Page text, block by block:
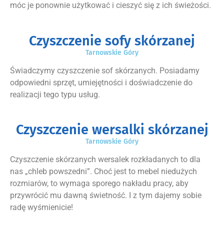
móc je ponownie użytkować i cieszyć się z ich świeżości.
Czyszczenie sofy skórzanej
Tarnowskie Góry
Świadczymy czyszczenie sof skórzanych. Posiadamy
odpowiedni sprzęt, umiejętności i doświadczenie do
realizacji tego typu usług.
Czyszczenie wersalki skórzanej
Tarnowskie Góry
Czyszczenie skórzanych wersalek rozkładanych to dla
nas „chleb powszedni”. Choć jest to mebel niedużych
rozmiarów, to wymaga sporego nakładu pracy, aby
przywrócić mu dawną świetność. I z tym dajemy sobie
radę wyśmienicie!